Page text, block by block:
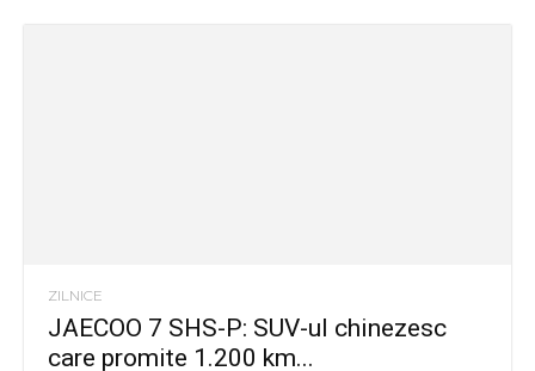
ZILNICE
JAECOO 7 SHS-P: SUV-ul chinezesc
care promite 1.200 km...